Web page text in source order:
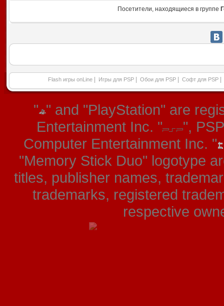
Посетители, находящиеся в группе
Flash игры onLine Игры для PSP Обои для PSP Софт для PSP
" " and "PlayStation" are
Entertainment Inc. "
",
Computer Entertainment Inc. "
"Memory Stick Duo" logotype
titles, publisher names,
trademarks, registered
respective